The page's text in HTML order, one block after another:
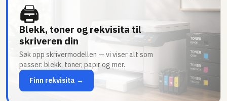
🖨
Blekk, toner og rekvisita til
skriveren din
Søk opp skrivermodellen — vi viser alt som
passer: blekk, toner, papir og mer.
Finn rekvisita →